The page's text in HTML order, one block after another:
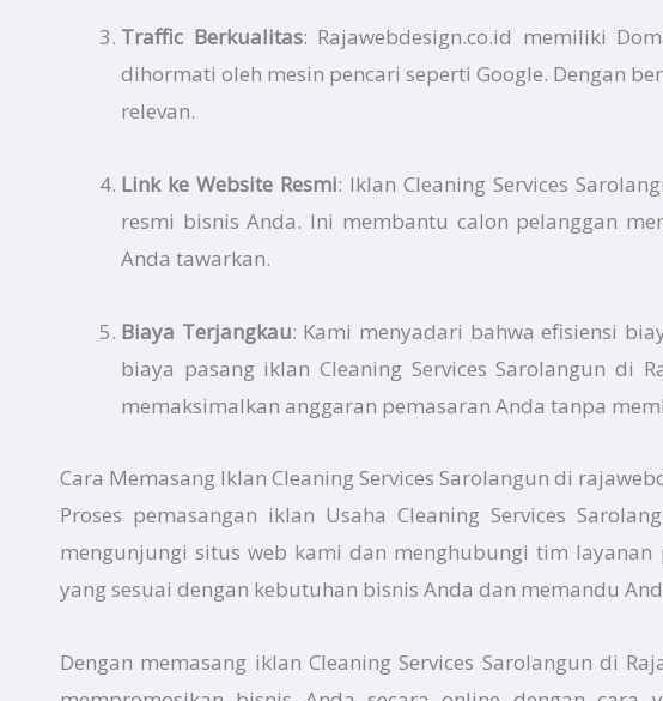
Traffic Berkualitas: Rajawebdesign.co.id memiliki
dihormati oleh mesin pencari seperti Google. Dengan
relevan.
Link ke Website Resmi: Iklan Cleaning Services
resmi bisnis Anda. Ini membantu calon pelanggan
Anda tawarkan.
Biaya Terjangkau: Kami menyadari bahwa efisiensi
biaya pasang iklan Cleaning Services Sarolangun di
memaksimalkan anggaran pemasaran Anda tanpa
Cara Memasang Iklan Cleaning Services Sarolangun di
Proses pemasangan iklan Usaha Cleaning Services
mengunjungi situs web kami dan menghubungi tim
yang sesuai dengan kebutuhan bisnis Anda dan memandu
Dengan memasang iklan Cleaning Services Sarolangun di